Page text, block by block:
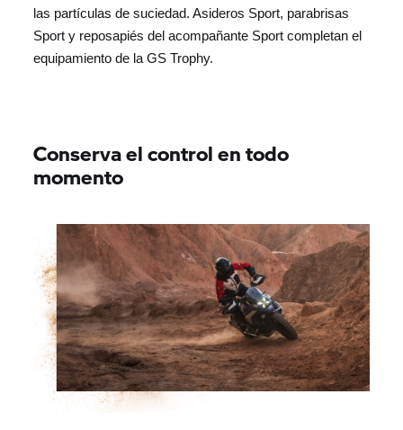
las partículas de suciedad. Asideros Sport, parabrisas
Sport y reposapiés del acompañante Sport completan el
equipamiento de laGS Trophy.
Conserva el control en todo
momento